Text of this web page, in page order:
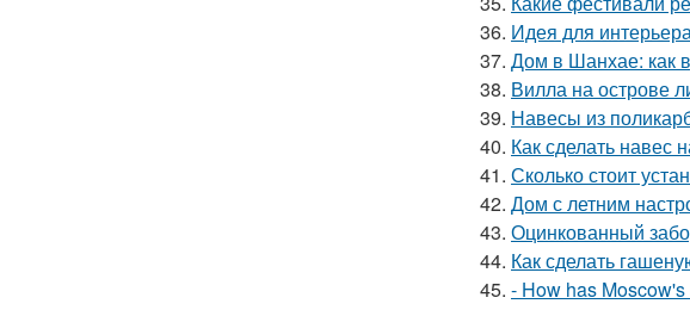
36. Идея для
37. Дом в Шанхае: как
38. Вилла на острове
39. Навесы из
40. Как сделать навес
41. Сколько стоит
42. Дом с летним
43. Оцинкованный
44. Как сделать
45. - How has